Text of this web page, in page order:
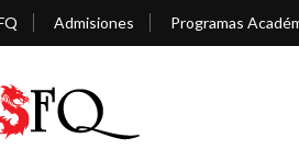
Admisiones Programas